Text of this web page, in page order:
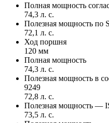
Полная мощность
74,3 л. с.
Полезная мощность по
72,1 л. с.
Ход поршня
120 мм
Полная мощность
74,3 л. с.
Полезная мощность в
9249
72,8 л. с.
Полезная мощность —
73,5 л. с.